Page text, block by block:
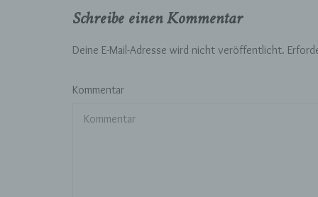
Schreibe einen Kommentar
Deine E-Mail-Adresse wird nicht veröffentlicht.
Kommentar